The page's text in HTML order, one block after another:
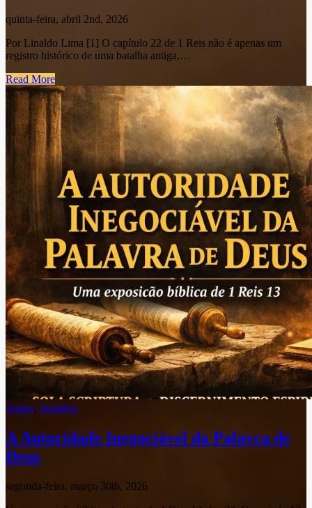
quinta-feira, abril 2nd, 2026
Por Linaldo Lima [1] O capítulo 22 de 1 Reis não é apenas um
registro histórico de uma batalha antiga,…
Read More
Artigo, Sermões
A Autoridade Inegociável da Palavra de
Deus
segunda-feira, março 30th, 2026